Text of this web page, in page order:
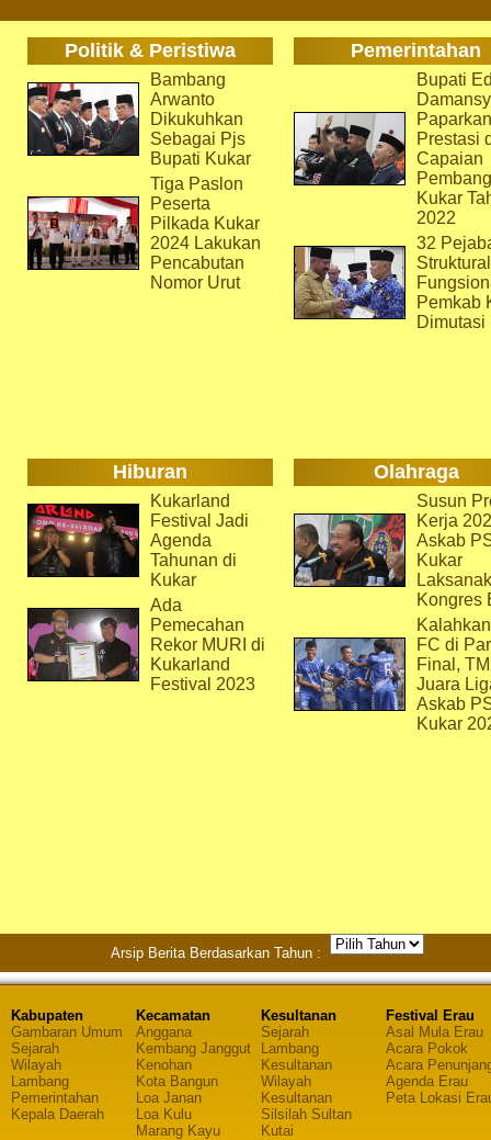
Politik & Peristiwa Pemerintahan
Bambang
Arwanto
Dikukuhkan
Sebagai Pjs
Bupati Kukar
Tiga Paslon
Peserta
Pilkada Kukar
2024 Lakukan
Pencabutan
Nomor Urut
Bupati
Paparkan
Prestasi
Capaian
Kukar
2022
32
Pemkab
Dimutasi
Hiburan Olahraga
Kukarland
Festival Jadi
Agenda
Tahunan di
Kukar
Ada
Pemecahan
Rekor MURI di
Kukarland
Festival 2023
Susun
Kerja
Askab
Kukar
Kongres
FC di
Final,
Juara
Askab
Kukar
Arsip Berita Berdasarkan Tahun :
Kabupaten
Gambaran Umum
Sejarah
Wilayah
Lambang
Pemerintahan
Kepala Daerah
Kecamatan
Anggana
Kembang Janggut
Kenohan
Kota Bangun
Loa Janan
Loa Kulu
Marang Kayu
Kesultanan
Sejarah
Lambang
Kesultanan
Wilayah
Kesultanan
Silsilah Sultan
Kutai
Festival Erau
Asal Mula Erau
Acara Pokok
Acara
Agenda Erau
Peta Lokasi